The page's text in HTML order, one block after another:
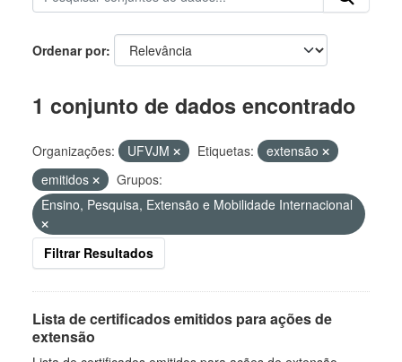
Ordenar por
1 conjunto de dados encontrado
Organizações: UFVJM Etiquetas:
extensão
emitidos
Grupos:
Ensino, Pesquisa, Extensão e Mobilidade Internacional
Filtrar Resultados
Lista de certificados emitidos para ações de
extensão